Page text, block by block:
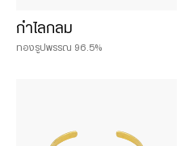
กำไลกลม
ทองรูปพรรณ 96.5%